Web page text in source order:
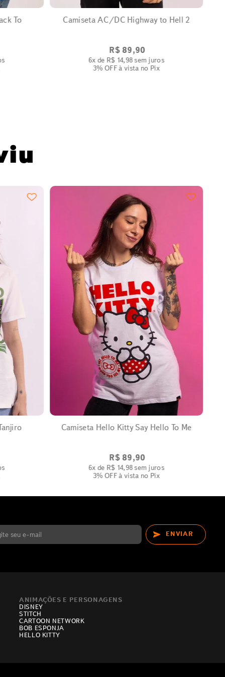
To
Camiseta AC/DC Highway to Hell 2
R$ 89,90
6x de R$ 14,98sem juros
3% OFFà vista no Pix
EXPANDIR
Camiseta Hello Kitty Say Hello To Me
R$ 89,90
6x de R$ 14,98sem juros
3% OFFà vista no Pix
ENVIAR
ANIMAÇÕES E PERSONAGENS
DISNEY
STITCH
CARTOON NETWORK
BOB ESPONJA
HELLO KITTY